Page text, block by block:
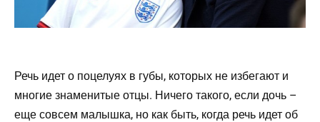
Речь идет о поцелуях в губы, которых не избегают и
многие знаменитые отцы. Ничего такого, если дочь –
еще совсем малышка, но как быть, когда речь идет об